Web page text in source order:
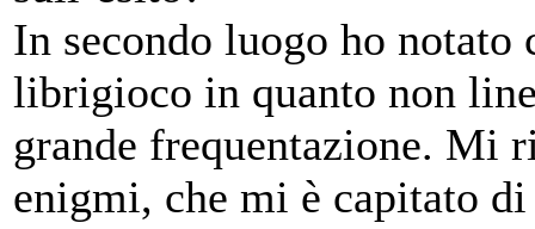
In secondo luogo ho
librigioco in quanto non
grande frequentazione. Mi
enigmi, che mi è capitato